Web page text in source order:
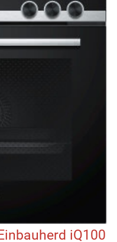
iQ100